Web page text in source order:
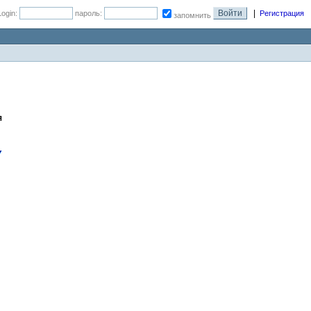
пароль: запомнить Регистрация